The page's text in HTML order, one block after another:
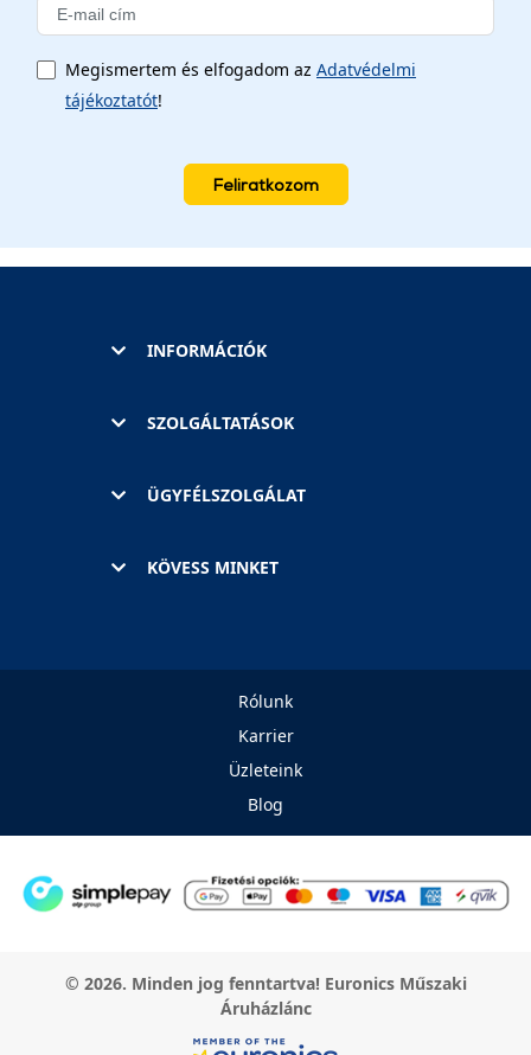
Megismertem és elfogadom az Adatvédelmi
tájékoztatót!
Feliratkozom
INFORMÁCIÓK
SZOLGÁLTATÁSOK
ÜGYFÉLSZOLGÁLAT
KÖVESS MINKET
Rólunk
Karrier
Üzleteink
Blog
© 2026. Minden jog fenntartva! Euronics Műszaki
Áruházlánc